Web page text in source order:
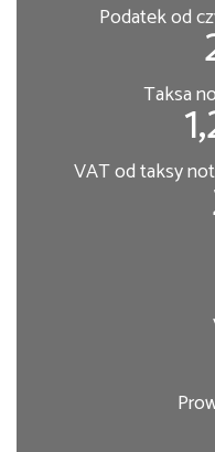
Podatek od
Taksa
VAT od taksy